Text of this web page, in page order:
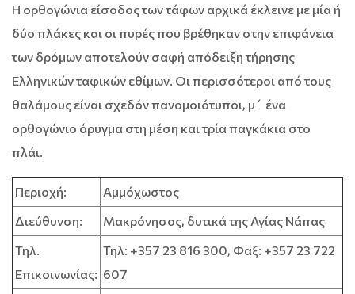
Η ορθογώνια είσοδος των τάφων αρχικά έκλεινε με μία ή
δύο πλάκες και οι πυρές που βρέθηκαν στην επιφάνεια
των δρόμων αποτελούν σαφή απόδειξη τήρησης
Ελληνικών ταφικών εθίμων. Οι περισσότεροι από τους
θαλάμους είναι σχεδόν πανομοιότυποι, μ΄ ένα
ορθογώνιο όρυγμα στη μέση και τρία παγκάκια στο
πλάι.
Περιοχή:
Αμμόχωστος
Διεύθυνση:
Μακρόνησος, δυτικά της Αγίας Νάπας
Τηλ.
Επικοινωνίας:
Τηλ: +357 23 816 300, Φαξ: +357 23 722
607